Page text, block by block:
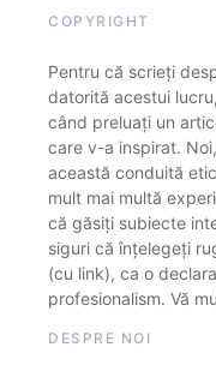
COPYRIGHT
Pentru că scrieți
datorită acestui
când preluați un
care v-a inspirat.
această conduită
mult mai multă
că găsiți subiecte
siguri că înțelegeți
(cu link), ca o
profesionalism. Vă
DESPRE NOI